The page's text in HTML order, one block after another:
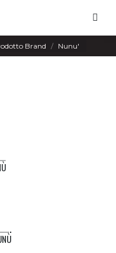
Search:
Brand Nunu'